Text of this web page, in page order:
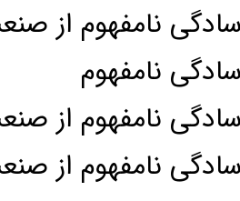
نامفهوم از
نامفهوم
نامفهوم از
نامفهوم از